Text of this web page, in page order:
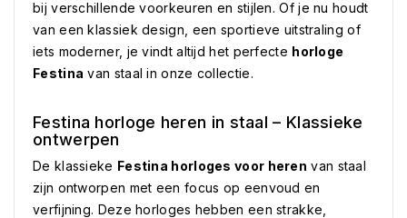
bij verschillende voorkeuren en stijlen. Of je nu houdt
van een klassiek design, een sportieve uitstraling of
iets moderner, je vindt altijd het perfecte horloge
Festina van staal in onze collectie.
Festina horloge heren in staal – Klassieke
ontwerpen
De klassieke Festina horloges voor heren van staal
zijn ontworpen met een focus op eenvoud en
verfijning. Deze horloges hebben een strakke,